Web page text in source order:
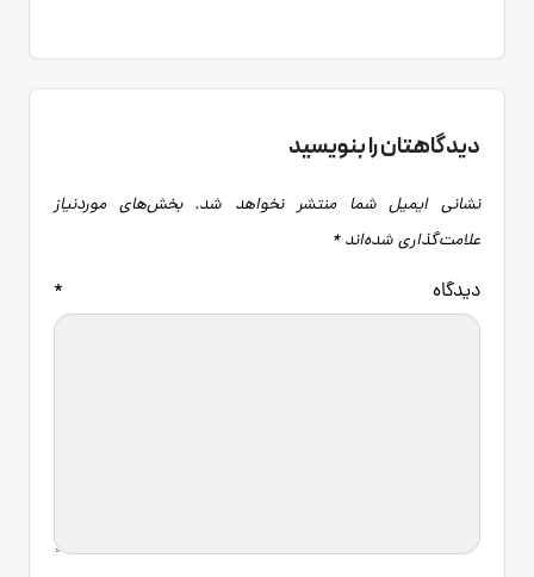
دیدگاهتان را بنویسید
نشانی ایمیل شما منتشر نخواهد شد. بخش‌های موردنیاز
علامت‌گذاری شده‌اند*
دیدگاه *